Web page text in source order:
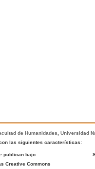
de Humanidades ,Universidad
las siguientes características:
publican bajo
Creative Commons